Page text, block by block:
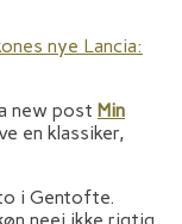
nye Lancia:
new post Min
en klassiker,
i Gentofte.